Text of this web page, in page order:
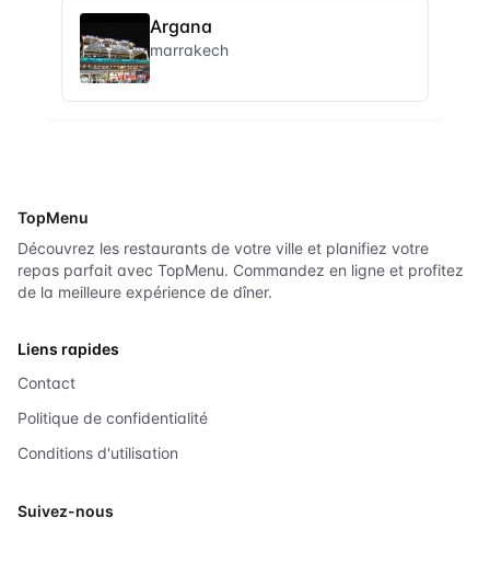
Argana
marrakech
TopMenu
Découvrez les restaurants de votre ville et planifiez votre
repas parfait avec TopMenu. Commandez en ligne et profitez
de la meilleure expérience de dîner.
Liens rapides
Contact
Politique de confidentialité
Conditions d'utilisation
Suivez-nous